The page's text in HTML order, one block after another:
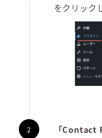
をクリック
「Contact